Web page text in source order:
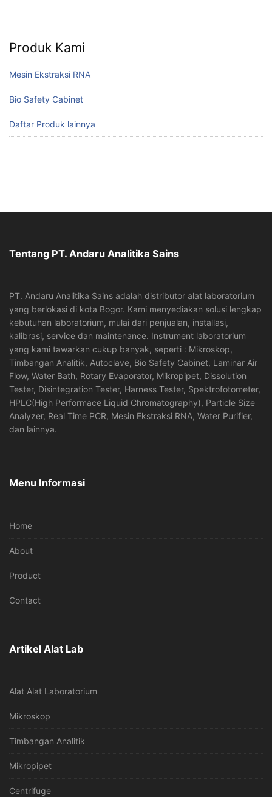
Produk Kami
Mesin Ekstraksi RNA
Bio Safety Cabinet
Daftar Produk lainnya
Tentang PT. Andaru Analitika Sains
PT. Andaru Analitika Sains adalah distributor alat laboratorium
yang berlokasi di kota Bogor. Kami menyediakan solusi lengkap
kebutuhan laboratorium, mulai dari penjualan, installasi,
kalibrasi, service dan maintenance. Instrument laboratorium
yang kami tawarkan cukup banyak, seperti : Mikroskop,
Timbangan Analitik, Autoclave, Bio Safety Cabinet, Laminar Air
Flow, Water Bath, Rotary Evaporator, Mikropipet, Dissolution
Tester, Disintegration Tester, Harness Tester, Spektrofotometer,
HPLC(High Performace Liquid Chromatography), Particle Size
Analyzer, Real Time PCR, Mesin Ekstraksi RNA, Water Purifier,
dan lainnya.
Menu Informasi
Home
About
Product
Contact
Artikel Alat Lab
Alat Alat Laboratorium
Mikroskop
Timbangan Analitik
Mikropipet
Centrifuge